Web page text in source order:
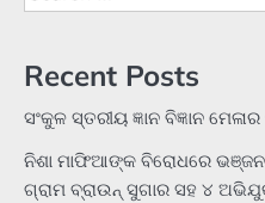
for:
Recent Posts
ସଂକୁଳ ସ୍ତରୀୟ ଜ୍ଞାନ ବିଜ୍ଞାନ
ନିଶା ମାଫିଆଙ୍କ ବିରୋଧରେ
ଗ୍ରାମ ବ୍ରାଉନ୍ ସୁଗାର ସହ ୪